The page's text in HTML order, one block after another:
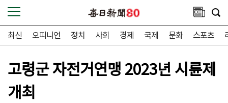
최신 오피니언 정치 사회 경제 국제 문화 스포츠
고령군 자전거연맹 2023년 시륜제
개최